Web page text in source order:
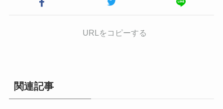
URLをコピーする
関連記事